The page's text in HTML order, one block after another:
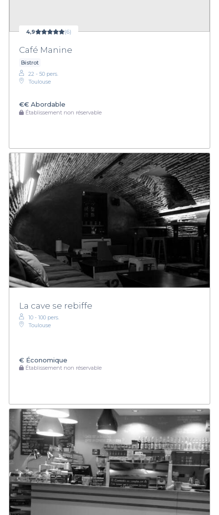
4,9 (6)
Café Manine
Bistrot
22 - 50 pers.
Toulouse
€€ Abordable
Établissement non réservable
La cave se rebiffe
10 - 100 pers.
Toulouse
€ Économique
Établissement non réservable